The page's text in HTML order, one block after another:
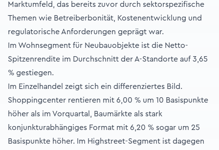
Marktumfeld, das bereits zuvor durch sektorspezifische
Themen wie Betreiberbonität, Kostenentwicklung und
regulatorische Anforderungen geprägt war.
Im Wohnsegment für Neubauobjekte ist die Netto-
Spitzenrendite im Durchschnitt der A-Standorte auf 3,65
% gestiegen.
Im Einzelhandel zeigt sich ein differenziertes Bild.
Shoppingcenter rentieren mit 6,00 % um 10 Basispunkte
höher als im Vorquartal, Baumärkte als stark
konjunkturabhängiges Format mit 6,20 % sogar um 25
Basispunkte höher. Im Highstreet-Segment ist dagegen